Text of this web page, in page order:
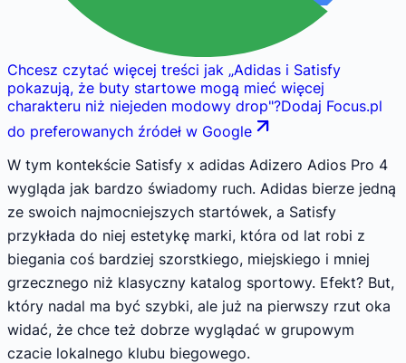
Chcesz czytać więcej treści jak „Adidas i Satisfy
pokazują, że buty startowe mogą mieć więcej
charakteru niż niejeden modowy drop"?Dodaj Focus.pl
do preferowanych źródeł w Google
W tym kontekście Satisfy x adidas Adizero Adios Pro 4
wygląda jak bardzo świadomy ruch. Adidas bierze jedną
ze swoich najmocniejszych startówek, a Satisfy
przykłada do niej estetykę marki, która od lat robi z
biegania coś bardziej szorstkiego, miejskiego i mniej
grzecznego niż klasyczny katalog sportowy. Efekt? But,
który nadal ma być szybki, ale już na pierwszy rzut oka
widać, że chce też dobrze wyglądać w grupowym
czacie lokalnego klubu biegowego.